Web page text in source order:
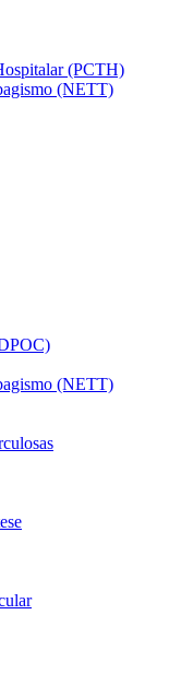
(PCTH)
(NETT)
(NETT)